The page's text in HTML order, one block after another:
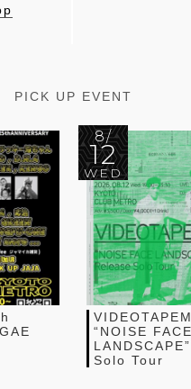
PICK UP EVENT
8/
12
WED
“NOISE FACE
Solo Tour